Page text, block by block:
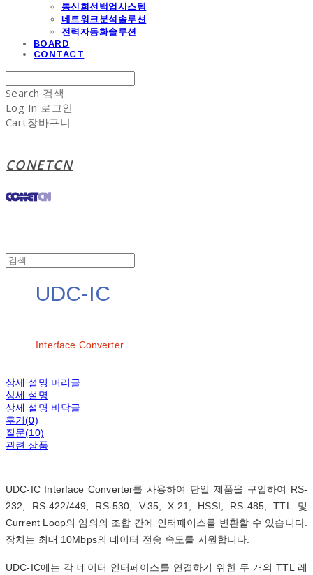
통신회선백업시스템
네트워크분석솔루션
전력자동화솔루션
BOARD
CONTACT
Search 검색
Log In 로그인
Cart장바구니
CONETCN
UDC-IC
Interface Converter
상세 설명 머리글
상세 설명
상세 설명 바닥글
후기(0)
질문(10)
관련 상품
UDC-IC Interface Converter를 사용하여 단일 제품을 구입하여 RS-
232, RS-422/449, RS-530, V.35, X.21, HSSI, RS-485, TTL 및
Current Loop의 임의의 조합 간에 인터페이스를 변환할 수 있습니다.
장치는 최대 10Mbps의 데이터 전송 속도를 지원합니다.
UDC-IC에는 각 데이터 인터페이스를 연결하기 위한 두 개의 TTL 레